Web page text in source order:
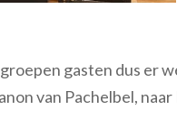
gasten dus er
van Pachelbel,